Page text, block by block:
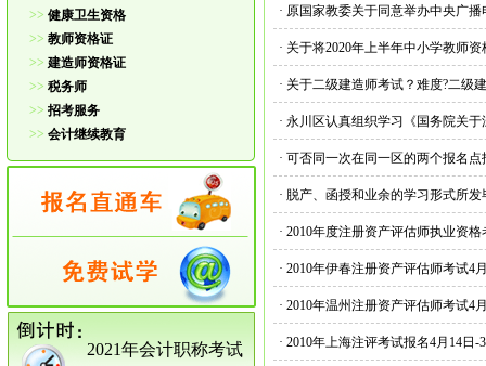
>> 健康卫生资格
>> 教师资格证
>> 建造师资格证
>> 税务师
>> 招考服务
>> 会计继续教育
2021年会计职称考试
· 原国家教委关于同意举办中央广
· 关于将2020年上半年中小学教师
· 关于二级建造师考试？难度?二级
· 永川区认真组织学习《国务院关
· 可否同一次在同一区的两个报名点
· 脱产、函授和业余的学习形式所
· 2010年度注册资产评估师执业资
· 2010年伊春注册资产评估师考试4
· 2010年温州注册资产评估师考试4
· 2010年上海注评考试报名4月14日-